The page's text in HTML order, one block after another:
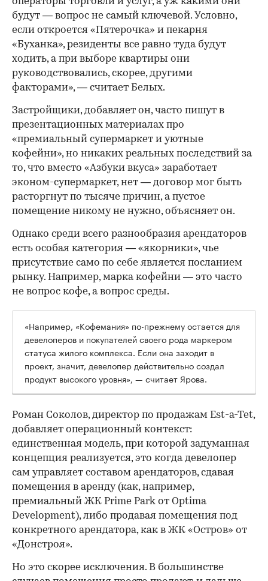
будут — вопрос не самый ключевой. Условно,
если откроется «Пятерочка» и пекарня
«Буханка», резиденты все равно туда будут
ходить, а при выборе квартиры они
руководствовались, скорее, другими
факторами», — считает Белых.
Застройщики, добавляет он, часто пишут в
презентационных материалах про
«премиальный супермаркет и уютные
кофейни», но никаких реальных последствий за
то, что вместо «Азбуки вкуса» заработает
эконом-супермаркет, нет — договор мог быть
расторгнут по тысяче причин, а пустое
помещение никому не нужно, объясняет он.
Однако среди всего разнообразия арендаторов
есть особая категория — «якорники», чье
присутствие само по себе является посланием
рынку. Например, марка кофейни — это часто
не вопрос кофе, а вопрос среды.
«Например, «Кофемания» по-прежнему остается для
девелоперов и покупателей своего рода маркером
статуса жилого комплекса. Если она заходит в
проект, значит, девелопер действительно создал
продукт высокого уровня», — считает Ярова.
Роман Соколов, директор по продажам Est-a-Tet,
добавляет операционный контекст:
единственная модель, при которой задуманная
концепция реализуется, это когда девелопер
сам управляет составом арендаторов, сдавая
помещения в аренду (как, например,
премиальный ЖК Prime Park от Optima
Development), либо продавая помещения под
конкретного арендатора, как в ЖК «Остров» от
«Донстроя».
Но это скорее исключения. В большинстве